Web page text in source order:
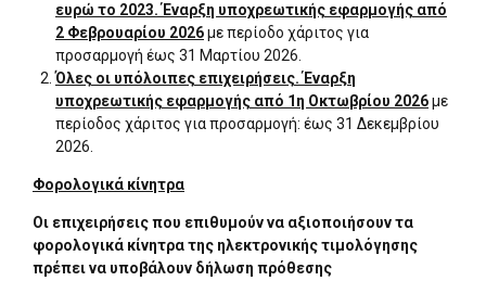
ευρώ το 2023. Έναρξη υποχρεωτικής εφαρμογής από
2 Φεβρουαρίου 2026με περίοδο χάριτος για
προσαρμογή έως 31 Μαρτίου 2026.
Όλες οι υπόλοιπες επιχειρήσεις. Έναρξη
υποχρεωτικής εφαρμογής από 1η Οκτωβρίου 2026με
περίοδος χάριτος για προσαρμογή: έως 31 Δεκεμβρίου
2026.
Φορολογικά κίνητρα
Οι επιχειρήσεις που επιθυμούν να αξιοποιήσουν τα
φορολογικά κίνητρα της ηλεκτρονικής τιμολόγησης
πρέπει να υποβάλουν δήλωση πρόθεσης